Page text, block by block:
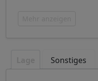
Sonstiges